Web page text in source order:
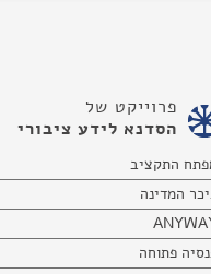
פרוייקט של
הסדנא לידע ציבורי
התקציב
המדינה
פתוחה